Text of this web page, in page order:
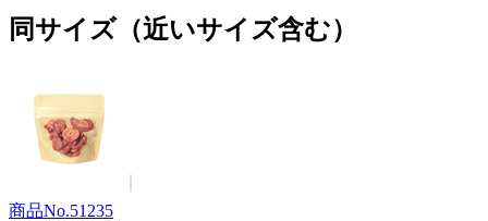
同サイズ（近いサイズ含む）
商品No.51235